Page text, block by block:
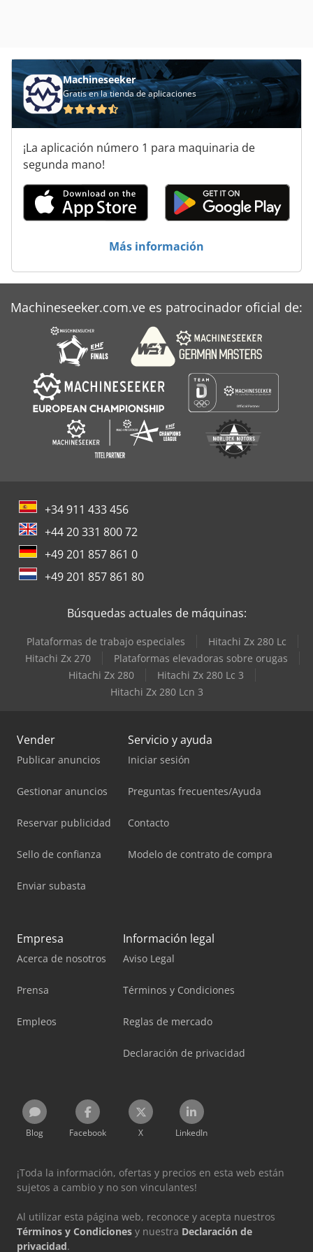
Machineseeker
Gratis en la tienda de aplicaciones
¡La aplicación número 1 para maquinaria de
segunda mano!
Más información
Machineseeker.com.ve es patrocinador oficial de:
+34 911 433 456
+44 20 331 800 72
+49 201 857 861 0
+49 201 857 861 80
Búsquedas actuales de máquinas:
Plataformas de trabajo especiales
Hitachi Zx 280 Lc
Hitachi Zx 270
Plataformas elevadoras sobre orugas
Hitachi Zx 280
Hitachi Zx 280 Lc 3
Hitachi Zx 280 Lcn 3
Vender
Publicar anuncios
Gestionar anuncios
Reservar publicidad
Sello de confianza
Enviar subasta
Servicio y ayuda
Iniciar sesión
Preguntas frecuentes/Ayuda
Contacto
Modelo de contrato de compra
Empresa
Acerca de nosotros
Prensa
Empleos
Información legal
Aviso Legal
Términos y Condiciones
Reglas de mercado
Declaración de privacidad
Blog Facebook X LinkedIn
¡Toda la información, ofertas y precios en esta web están
sujetos a cambio y no son vinculantes!
Al utilizar esta página web, reconoce y acepta nuestros
Términos y Condiciones y nuestra Declaración de
privacidad.